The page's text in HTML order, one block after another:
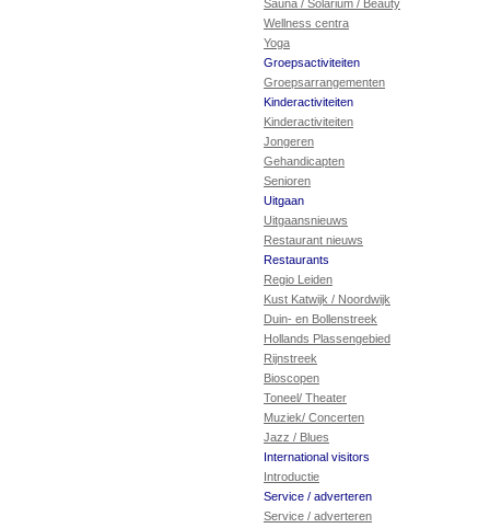
Sauna / Solarium / Beauty
Wellness centra
Yoga
Groepsactiviteiten
Groepsarrangementen
Kinderactiviteiten
Kinderactiviteiten
Jongeren
Gehandicapten
Senioren
Uitgaan
Uitgaansnieuws
Restaurant nieuws
Restaurants
Regio Leiden
Kust Katwijk / Noordwijk
Duin- en Bollenstreek
Hollands Plassengebied
Rijnstreek
Bioscopen
Toneel/ Theater
Muziek/ Concerten
Jazz / Blues
International visitors
Introductie
Service / adverteren
Service / adverteren